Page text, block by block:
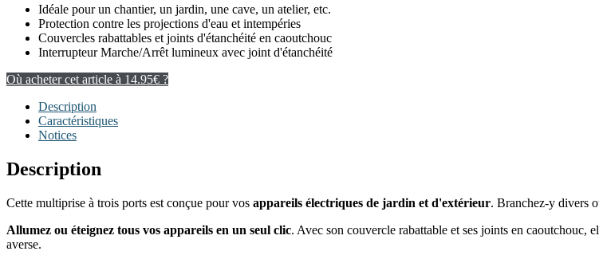
Idéale pour un chantier, un jardin, une cave, un atelier, etc.
Protection contre les projections d'eau et intempéries
Couvercles rabattables et joints d'étanchéité en caoutchouc
Interrupteur Marche/Arrêt lumineux avec joint d'étanchéité
Où acheter cet article à 14.95€ ?
Description
Caractéristiques
Notices
Description
Cette multiprise à trois ports est conçue pour vos appareils électriques de jardin et d'extérieur. Branchez-y divers
Allumez ou éteignez tous vos appareils en un seul clic. Avec son couvercle rabattable et ses joints en caoutchouc,
averse.